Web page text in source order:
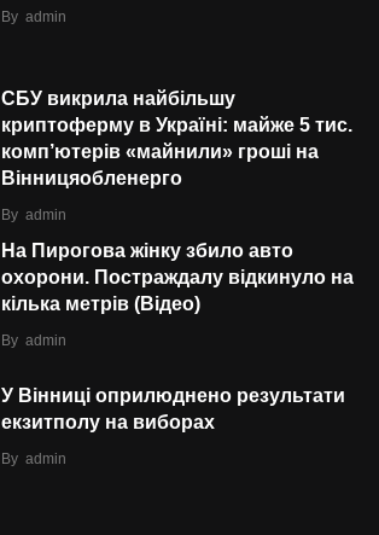
By admin
СБУ викрила найбільшу
криптоферму в Україні: майже 5 тис.
комп’ютерів «майнили» гроші на
Вінницяобленерго
By admin
На Пирогова жінку збило авто
охорони. Постраждалу відкинуло на
кілька метрів (Відео)
By admin
У Вінниці оприлюднено результати
екзитполу на виборах
By admin